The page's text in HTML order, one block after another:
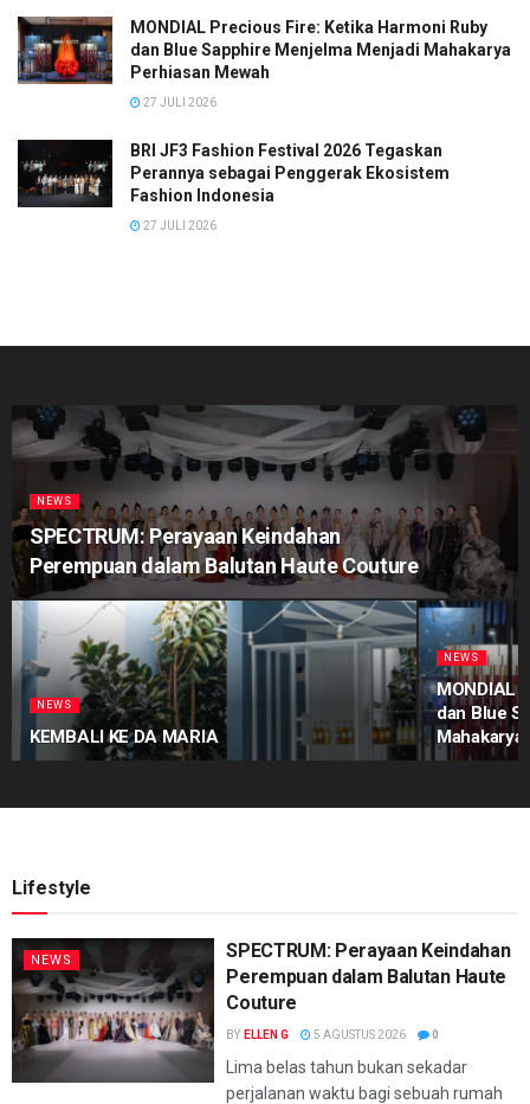
MONDIAL Precious Fire: Ketika Harmoni Ruby
dan Blue Sapphire Menjelma Menjadi Mahakarya
Perhiasan Mewah
27 JULI 2026
BRI JF3 Fashion Festival 2026 Tegaskan
Perannya sebagai Penggerak Ekosistem
Fashion Indonesia
27 JULI 2026
NEWS
SPECTRUM: Perayaan Keindahan
Perempuan dalam Balutan Haute Couture
NEWS
KEMBALI KE DA MARIA
NEWS
MONDIAL
dan Blue
Mahakarya
Lifestyle
NEWS
SPECTRUM: Perayaan Keindahan
Perempuan dalam Balutan Haute
Couture
BY ELLEN G 5 AGUSTUS 2026 0
Lima belas tahun bukan sekadar
perjalanan waktu bagi sebuah rumah